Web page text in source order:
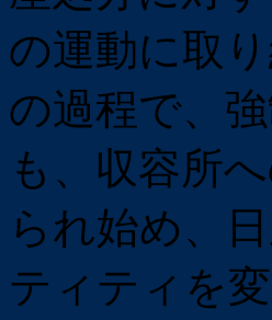
の運動に取
の過程で、
も、収容所
られ始め、
ティティを